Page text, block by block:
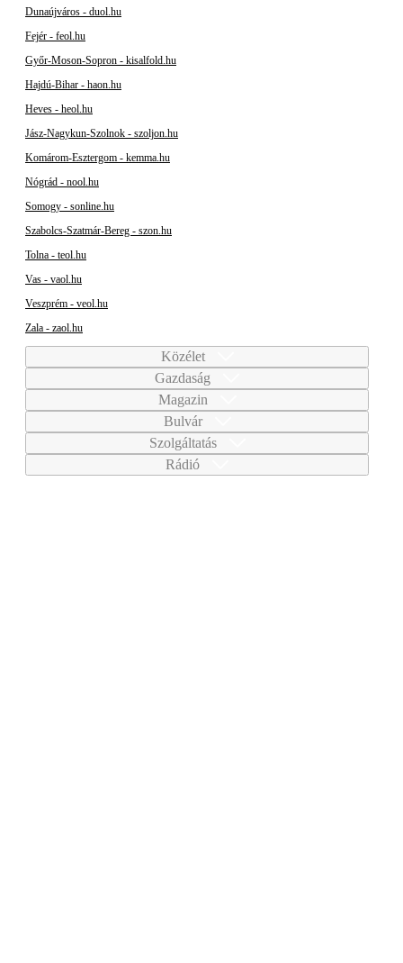
Dunaújváros - duol.hu
Fejér - feol.hu
Győr-Moson-Sopron - kisalfold.hu
Hajdú-Bihar - haon.hu
Heves - heol.hu
Jász-Nagykun-Szolnok - szoljon.hu
Komárom-Esztergom - kemma.hu
Nógrád - nool.hu
Somogy - sonline.hu
Szabolcs-Szatmár-Bereg - szon.hu
Tolna - teol.hu
Vas - vaol.hu
Veszprém - veol.hu
Zala - zaol.hu
Közélet
Gazdaság
Magazin
Bulvár
Szolgáltatás
Rádió